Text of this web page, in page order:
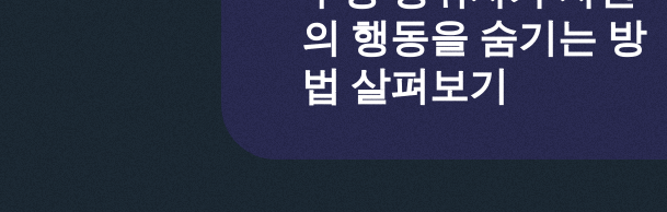
의 행동을 숨기는 방
법 살펴보기